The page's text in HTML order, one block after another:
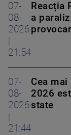
07-
08-
2026
21:54
Reacția
a
07-
08-
2026
21:44
Cea
2026
state